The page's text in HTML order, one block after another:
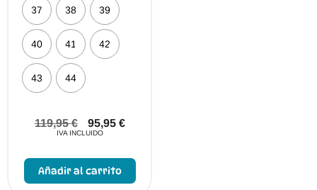
37 38 39
40 41 42
43 44
119,95€ 95,95 €
IVA INCLUIDO
Añadir al carrito